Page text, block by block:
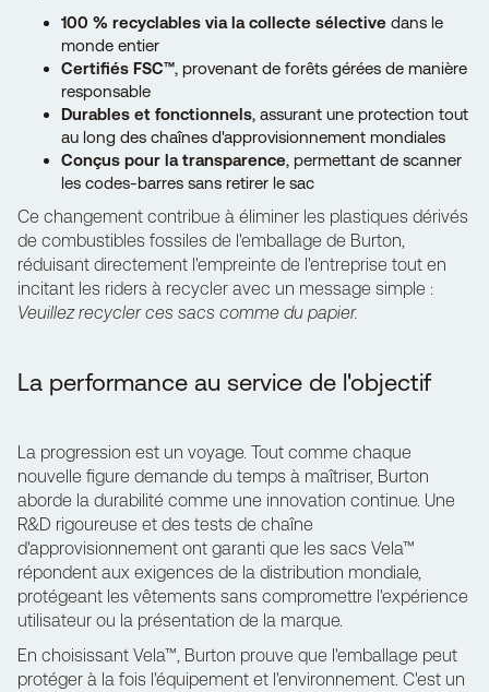
100 % recyclables via la collecte sélective dans le
monde entier
Certifiés FSC™, provenant de forêts gérées de manière
responsable
Durables et fonctionnels, assurant une protection tout
au long des chaînes d'approvisionnement mondiales
Conçus pour la transparence, permettant de scanner
les codes-barres sans retirer le sac
Ce changement contribue à éliminer les plastiques dérivés
de combustibles fossiles de l'emballage de Burton,
réduisant directement l'empreinte de l'entreprise tout en
incitant les riders à recycler avec un message simple :
Veuillez recycler ces sacs comme du papier.
La performance au service de l'objectif
La progression est un voyage. Tout comme chaque
nouvelle figure demande du temps à maîtriser, Burton
aborde la durabilité comme une innovation continue. Une
R&D rigoureuse et des tests de chaîne
d'approvisionnement ont garanti que les sacs Vela™
répondent aux exigences de la distribution mondiale,
protégeant les vêtements sans compromettre l'expérience
utilisateur ou la présentation de la marque.
En choisissant Vela™, Burton prouve que l'emballage peut
protéger à la fois l'équipement et l'environnement. C'est un